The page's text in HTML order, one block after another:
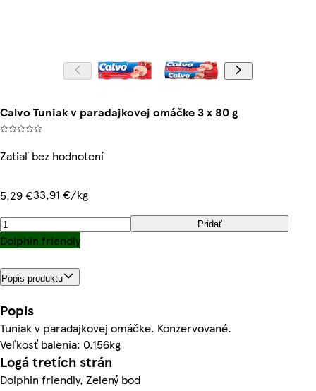
Calvo Tuniak v paradajkovej omáčke 3 x 80 g
Zatiaľ bez hodnotení
5,29 €33,91 €/kg
Pridať
Dolphin friendly
Popis produktu
Popis
Tuniak v paradajkovej omáčke. Konzervované.
Veľkosť balenia: 0.156kg
Logá tretích strán
Dolphin friendly, Zelený bod